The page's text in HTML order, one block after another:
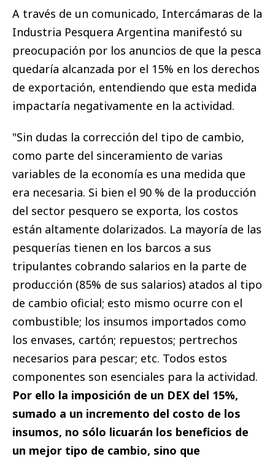
A través de un comunicado, Intercámaras de la
Industria Pesquera Argentina manifestó su
preocupación por los anuncios de que la pesca
quedaría alcanzada por el 15% en los derechos
de exportación, entendiendo que esta medida
impactaría negativamente en la actividad.
"Sin dudas la corrección del tipo de cambio,
como parte del sinceramiento de varias
variables de la economía es una medida que
era necesaria. Si bien el 90 % de la producción
del sector pesquero se exporta, los costos
están altamente dolarizados. La mayoría de las
pesquerías tienen en los barcos a sus
tripulantes cobrando salarios en la parte de
producción (85% de sus salarios) atados al tipo
de cambio oficial; esto mismo ocurre con el
combustible; los insumos importados como
los envases, cartón; repuestos; pertrechos
necesarios para pescar; etc. Todos estos
componentes son esenciales para la actividad.
Por ello la imposición de un DEX del 15%,
sumado a un incremento del costo de los
insumos, no sólo licuarán los beneficios de
un mejor tipo de cambio, sino que